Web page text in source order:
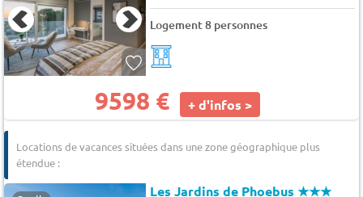
Logement 8 personnes
9598 € + d'infos >
Locations de vacances situées dans une zone géographique plus
étendue :
Les Jardins de Phoebus★★★